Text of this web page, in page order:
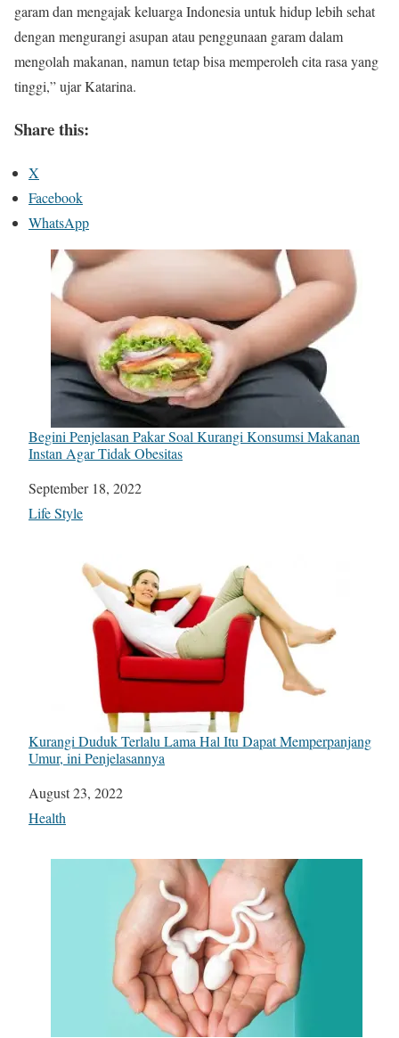
garam dan mengajak keluarga Indonesia untuk hidup lebih sehat
dengan mengurangi asupan atau penggunaan garam dalam
mengolah makanan, namun tetap bisa memperoleh cita rasa yang
tinggi,” ujar Katarina.
Share this:
X
Facebook
WhatsApp
Begini Penjelasan Pakar Soal Kurangi Konsumsi Makanan
Instan Agar Tidak Obesitas
Date
September 18, 2022
In relation to
Life Style
Kurangi Duduk Terlalu Lama Hal Itu Dapat Memperpanjang
Umur, ini Penjelasannya
Date
August 23, 2022
In relation to
Health